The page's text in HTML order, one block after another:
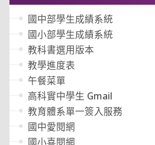
國中部學生成績系統
國小部學生成績系統
教科書選用版本
教學進度表
午餐菜單
高科實中學生 Gmail
教育體系單一簽入服務
國中愛閱網
國小喜閱網